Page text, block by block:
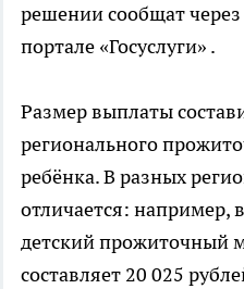
решении сообщат
портале «Госуслуги» .
Размер выплаты
регионального
ребёнка. В разных
отличается: например,
детский прожиточный
составляет 20 025